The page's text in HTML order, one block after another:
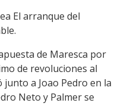
El arranque del
de Maresca por
de revoluciones al
junto a Joao Pedro en la
Neto y Palmer se